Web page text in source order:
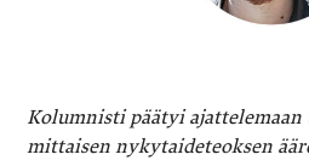
Kolumnisti päätyi
mittaisen nykytaideteoksen